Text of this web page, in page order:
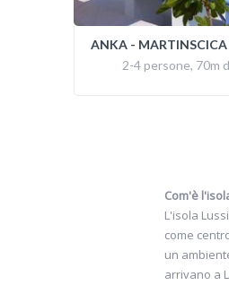
ANKA - MARTINSCICA
2-4 persone, 70m
Com'è
L'isola
come
un
arrivano a